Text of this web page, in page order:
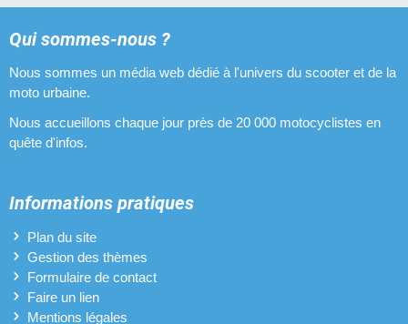
Qui sommes-nous ?
Nous sommes un média web dédié à l'univers du scooter et de la
moto urbaine.
Nous accueillons chaque jour près de 20 000 motocyclistes en
quête d'infos.
Informations pratiques
Plan du site
Gestion des thèmes
Formulaire de contact
Faire un lien
Mentions légales